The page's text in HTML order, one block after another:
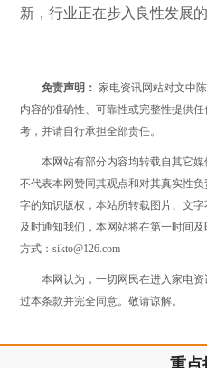
新，行业正在步入良性发展
免责声明： 家电资讯网站对文中
内容的准确性、可靠性或完整性提供
考，并请自行承担全部责任。
本网站有部分内容均转载自其它
不代表本网赞同其观点和对其真实性
字的知识版权，本站所转载图片、文
及时通知我们，本网站将在第一时间
方式：sikto@126.com
本网认为，一切网民在进入家电
过本条款并完全同意。敬请谅解。
重点